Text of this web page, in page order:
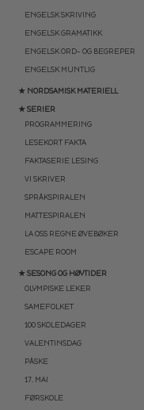
ENGELSK SKRIVING
ENGELSK GRAMATIKK
ENGELSK ORD- OG BEGREPER
ENGELSK MUNTLIG
★ NORDSAMISK MATERIELL
★ SERIER
PROGRAMMERING
LESEKORT FAKTA
FAKTASERIE LESING
VI SKRIVER
SPRÅKSPIRALEN
MATTESPIRALEN
LA OSS REGNE ØVEBØKER
ESCAPE ROOM
★ SESONG OG HØYTIDER
OLYMPISKE LEKER
SAMEFOLKET
100 SKOLEDAGER
VALENTINSDAG
PÅSKE
17. MAI
FØRSKOLE